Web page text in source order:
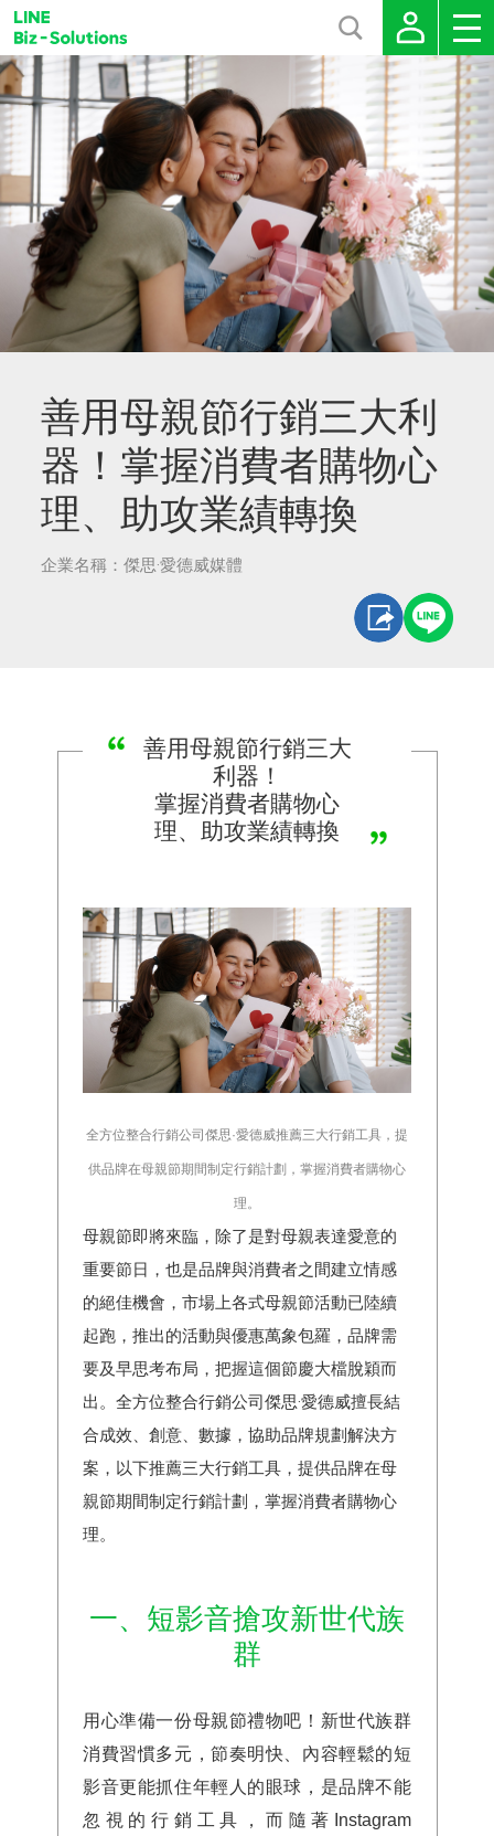
善用母親節行銷三大利
器！掌握消費者購物心
理、助攻業績轉換
企業名稱：傑思·愛德威媒體
善用母親節行銷三大
利器！
掌握消費者購物心
理、助攻業績轉換
全方位整合行銷公司傑思·愛德威推薦三大行銷工具，提
供品牌在母親節期間制定行銷計劃，掌握消費者購物心
理。
母親節即將來臨，除了是對母親表達愛意的
重要節日，也是品牌與消費者之間建立情感
的絕佳機會，市場上各式母親節活動已陸續
起跑，推出的活動與優惠萬象包羅，品牌需
要及早思考布局，把握這個節慶大檔脫穎而
出。全方位整合行銷公司傑思·愛德威擅長結
合成效、創意、數據，協助品牌規劃解決方
案，以下推薦三大行銷工具，提供品牌在母
親節期間制定行銷計劃，掌握消費者購物心
理。
一、短影音搶攻新世代族
群
用心準備一份母親節禮物吧！新世代族群
消費習慣多元，節奏明快、內容輕鬆的短
影音更能抓住年輕人的眼球，是品牌不能
忽視的行銷工具，而隨著Instagram